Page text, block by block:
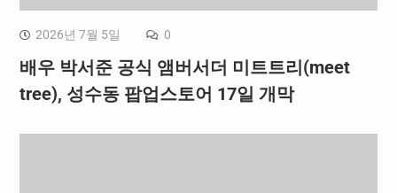
2026년 7월 5일 0
배우 박서준 공식 앰버서더 미트트리(meet
tree), 성수동 팝업스토어 17일 개막